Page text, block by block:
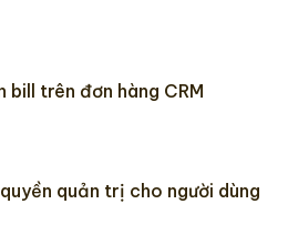
bill trên đơn hàng CRM
quản trị cho người dùng